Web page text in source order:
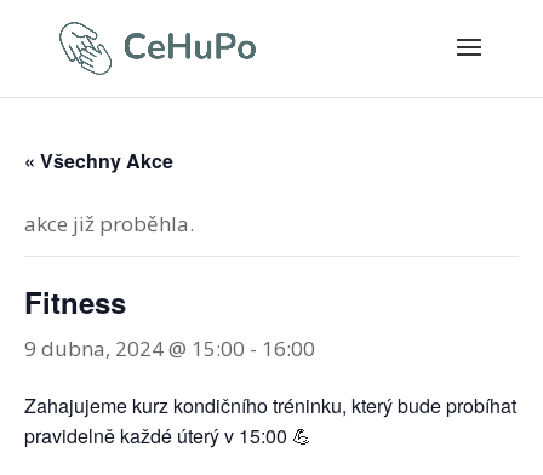
« Všechny Akce
akce již proběhla.
Fitness
9 dubna, 2024 @ 15:00 - 16:00
Zahajujeme kurz kondičního tréninku, který bude probíhat
pravidelně každé úterý v 15:00 💪